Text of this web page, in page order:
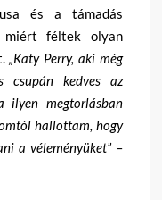
és a támadás
miért féltek olyan
„Katy Perry, aki még
csupán kedves az
ilyen megtorlásban
hallottam, hogy
a véleményüket” –